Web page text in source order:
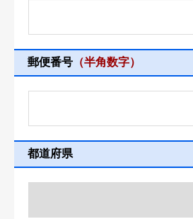
郵便番号 （半角数字）
都道府県